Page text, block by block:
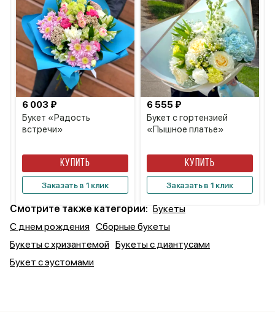
Букет «Радость
встречи»
6 003 ₽
КУПИТЬ
Заказать в 1 клик
Букет с гортензией
«Пышное платье»
6 555 ₽
КУПИТЬ
Заказать в 1 клик
Смотрите также категории: Букеты
С днем рождения Сборные букеты
Букеты с хризантемой Букеты с диантусами
Букет с эустомами